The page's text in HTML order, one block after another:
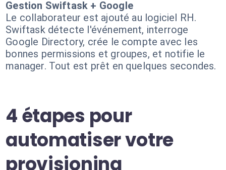
Gestion Swiftask + Google
Le collaborateur est ajouté au logiciel RH.
Swiftask détecte l'événement, interroge
Google Directory, crée le compte avec les
bonnes permissions et groupes, et notifie le
manager. Tout est prêt en quelques secondes.
4 étapes pour
automatiser votre
provisioning